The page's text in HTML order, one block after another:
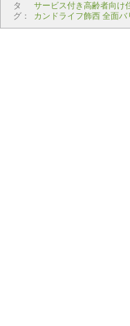
タ
グ：
サービス付き高齢者向け
カンドライフ飾西 全面